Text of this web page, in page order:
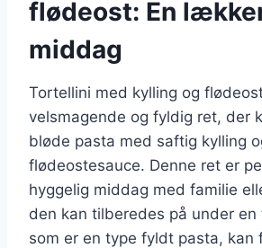
flødeost: En
middag
Tortellini med kylling og
velsmagende og fyldig ret, der
bløde pasta med saftig kylling
flødeostesauce. Denne ret er
hyggelig middag med familie
den kan tilberedes på under en
som er en type fyldt pasta, kan